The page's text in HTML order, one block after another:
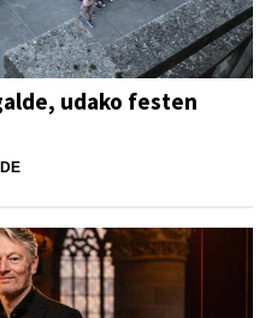
udako festen